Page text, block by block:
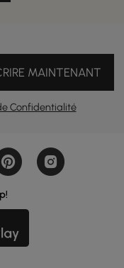
MAINTENANT
Confidentialité